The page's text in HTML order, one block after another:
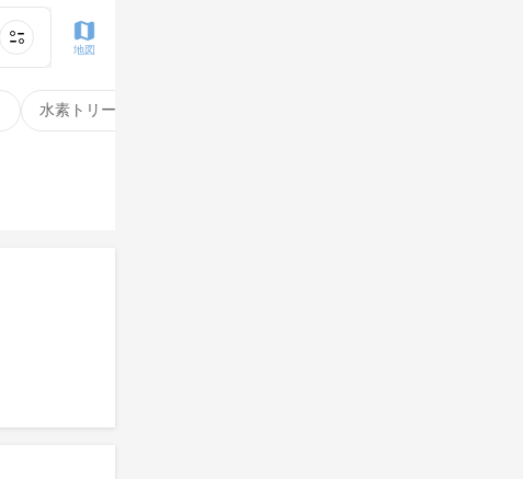
水素トリートメント
地図